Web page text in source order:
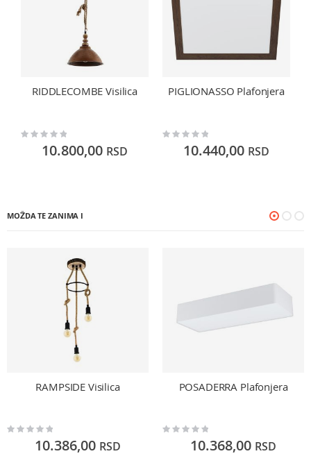
RIDDLECOMBE Visilica
Rating:
10.800,00 RSD
PIGLIONASSO Plafonjera
Rating:
10.440,00 RSD
MOŽDA TE ZANIMA I
RAMPSIDE Visilica
Rating:
10.386,00 RSD
POSADERRA Plafonjera
Rating:
10.368,00 RSD